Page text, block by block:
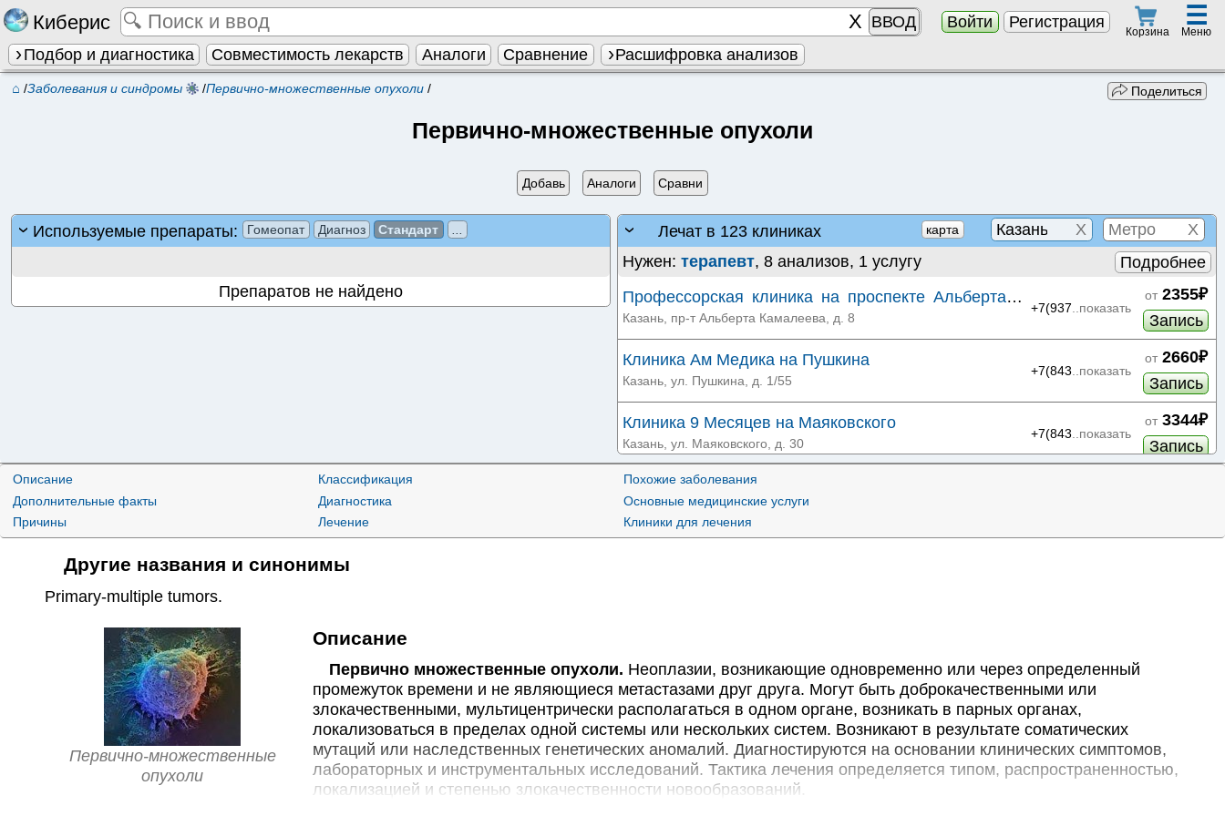
Киберис ВВОД Войти Регистрация
Корзина
☰
Меню
Подбор и диагностика Совместимость лекарств Аналоги Сравнение Расшифровка анализов
⌂ /Заболевания и синдромы /Первично-множественные опухоли / Поделиться
Первично-множественные опухоли
Добавь Аналоги Сравни
Используемые препараты: Гомеопат Диагноз Стандарт
Препаратов не найдено
Лечат в 123 клиниках карта X
X
Нужен:терапевт, 8 анализов, 1 услугу
Подробнее
Профессорская клиника на проспекте Альберта
Камалеева
Казань, пр-т Альберта Камалеева, д. 8
+7(937 ..показать
от 2355₽
Запись
Клиника Ам Медика на Пушкина
Казань, ул. Пушкина, д. 1/55
+7(843 ..показать
от 2660₽
Запись
Клиника 9 Месяцев на Маяковского
Казань, ул. Маяковского, д. 30
+7(843 ..показать
от 3344₽
Запись
Клиника 9 Месяцев на проспекте Победы
Казань, пр-т Победы, д. 152/33
МЦ Отель-Клиника на Горького
Казань, ул. Горького, д. 3А
+7(843..показать
Медэксперт на Сибгата Хакима 52
Казань, ул. Сибгата Хакима, д. 52
+7(843..показать
Запись
Медэксперт на Муштари
Описание
Дополнительные факты
Причины
Классификация
Диагностика
Лечение
Похожие заболевания
Основные медицинские услуги
Клиники для лечения
Другие названия и синонимы
Primary-multiple tumors.
Первично-множественные
опухоли
Описание
Первично множественные опухоли. Неоплазии, возникающие одновременно или через определенный
промежуток времени и не являющиеся метастазами друг друга. Могут быть доброкачественными или
злокачественными, мультицентрически располагаться в одном органе, возникать в парных органах,
локализоваться в пределах одной системы или нескольких систем. Возникают в результате соматических
мутаций или наследственных генетических аномалий. Диагностируются на основании клинических симптомов,
лабораторных и инструментальных исследований. Тактика лечения определяется типом, распространенностью,
локализацией и степенью злокачественности новообразований.